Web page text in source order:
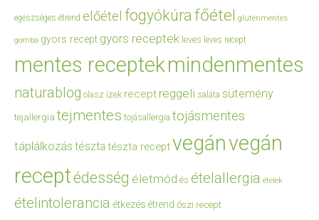
egészséges étrend előétel fogyókúrafőétel gluténmentes
gomba gyors recept gyors receptek leves leves recept
mentes receptekmindenmentes
naturablog olasz ízek recept reggeli saláta sütemény
tejallergia tejmentes tojásallergia tojásmentes
táplálkozás tészta tészta receptvegánvegán
receptédesség életmód és ételallergia ételek
ételintolerancia étkezés étrend őszi recept